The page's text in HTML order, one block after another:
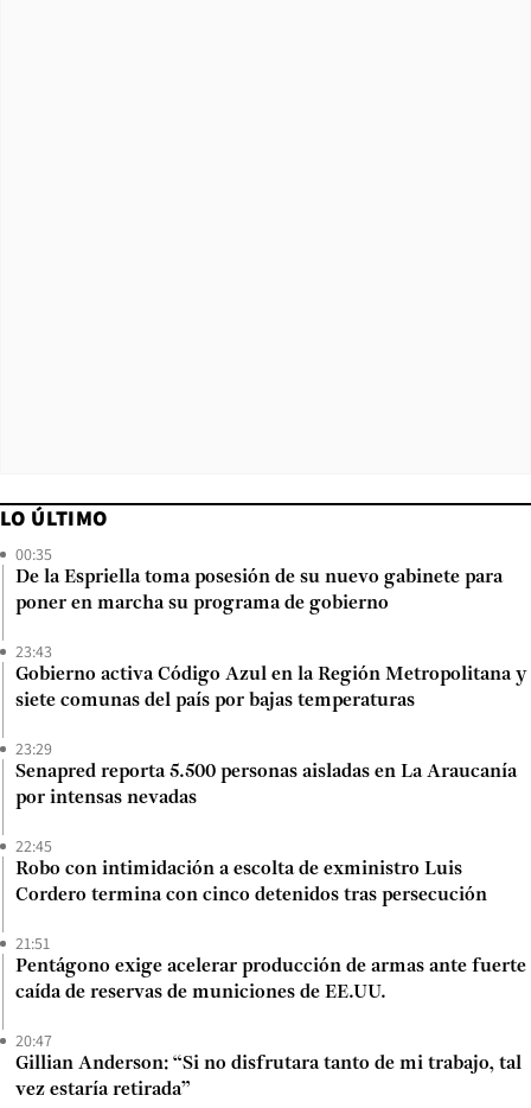
LO ÚLTIMO
00:35
De la Espriella toma posesión de su nuevo gabinete para
poner en marcha su programa de gobierno
23:43
Gobierno activa Código Azul en la Región Metropolitana y
siete comunas del país por bajas temperaturas
23:29
Senapred reporta 5.500 personas aisladas en La Araucanía
por intensas nevadas
22:45
Robo con intimidación a escolta de exministro Luis
Cordero termina con cinco detenidos tras persecución
21:51
Pentágono exige acelerar producción de armas ante fuerte
caída de reservas de municiones de EE.UU.
20:47
Gillian Anderson: “Si no disfrutara tanto de mi trabajo, tal
vez estaría retirada”